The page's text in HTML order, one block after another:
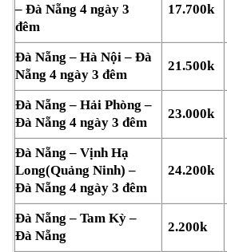
– Đà Nẵng 4 ngày 3
đêm
17.700k
Đà Nẵng – Hà Nội – Đà
Nẵng 4 ngày 3 đêm
21.500k
Đà Nẵng – Hải Phòng –
Đà Nẵng 4 ngày 3 đêm
23.000k
Đà Nẵng – Vịnh Hạ
Long(Quảng Ninh) –
Đà Nẵng 4 ngày 3 đêm
24.200k
Đà Nẵng – Tam Kỳ –
Đà Nẵng
2.200k